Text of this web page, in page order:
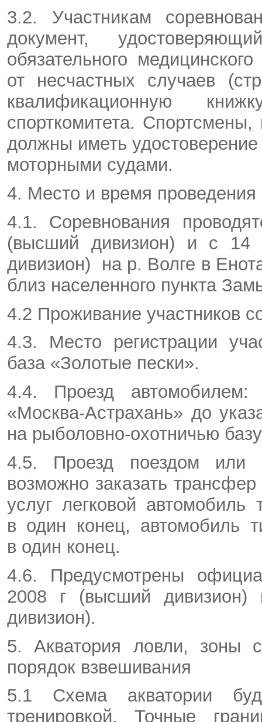
3.2. Участникам
документ,
обязательного
от несчастных случаев
квалификационную
спорткомитета.
должны иметь
моторными судами.
4. Место и время проведения
4.1. Соревнования
(высший дивизион) и с 14
дивизион) на р. Волге в
близ населенного пункта
4.2 Проживание участников
4.3. Место регистрации
база «Золотые пески».
4.4. Проезд автомобилем:
«Москва-Астрахань» до
на рыболовно-охотничью
4.5. Проезд поездом или
возможно заказать
услуг легковой
в один конец, автомобиль
в один конец.
4.6. Предусмотрены
2008 г (высший
дивизион).
5. Акватория ловли, зоны
порядок взвешивания
5.1 Схема акватории
тренировкой. Точные